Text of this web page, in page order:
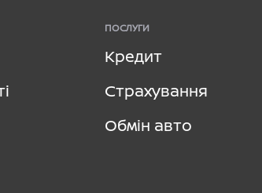
ПОСЛУГИ
Кредит
Страхування
Обмін авто